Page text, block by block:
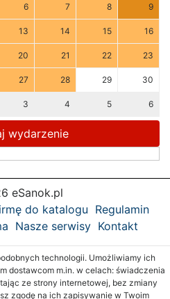
6 7 8 9
13 14 15 16
20 21 22 23
27 28 29 30
3 4 5 6
wydarzenie
eSanok.pl
do katalogu Regulamin
Nasze serwisy Kontakt
technologii. Umożliwiamy ich
dostawcom m.in. w celach: świadczenia
ze strony internetowej, bez zmiany
zgodę na ich zapisywanie w Twoim